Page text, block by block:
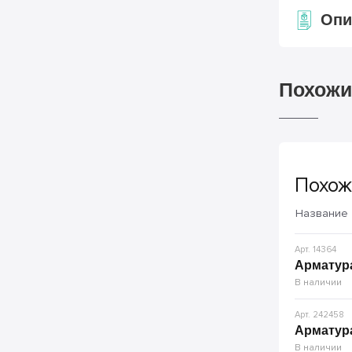
Название
Арт. 14364
В наличии
Арт. 242458
В наличии